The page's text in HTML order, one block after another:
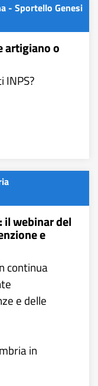
- Sportello Genesi
artigiano o
INPS?
il webinar del
e
continua
e delle
in